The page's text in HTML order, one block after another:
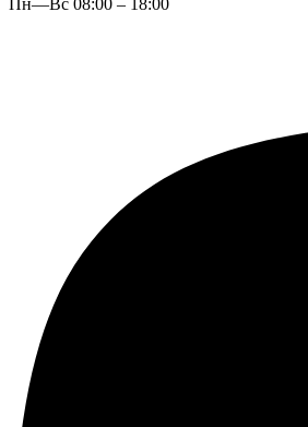
Пн—Вс 08:00 – 18:00